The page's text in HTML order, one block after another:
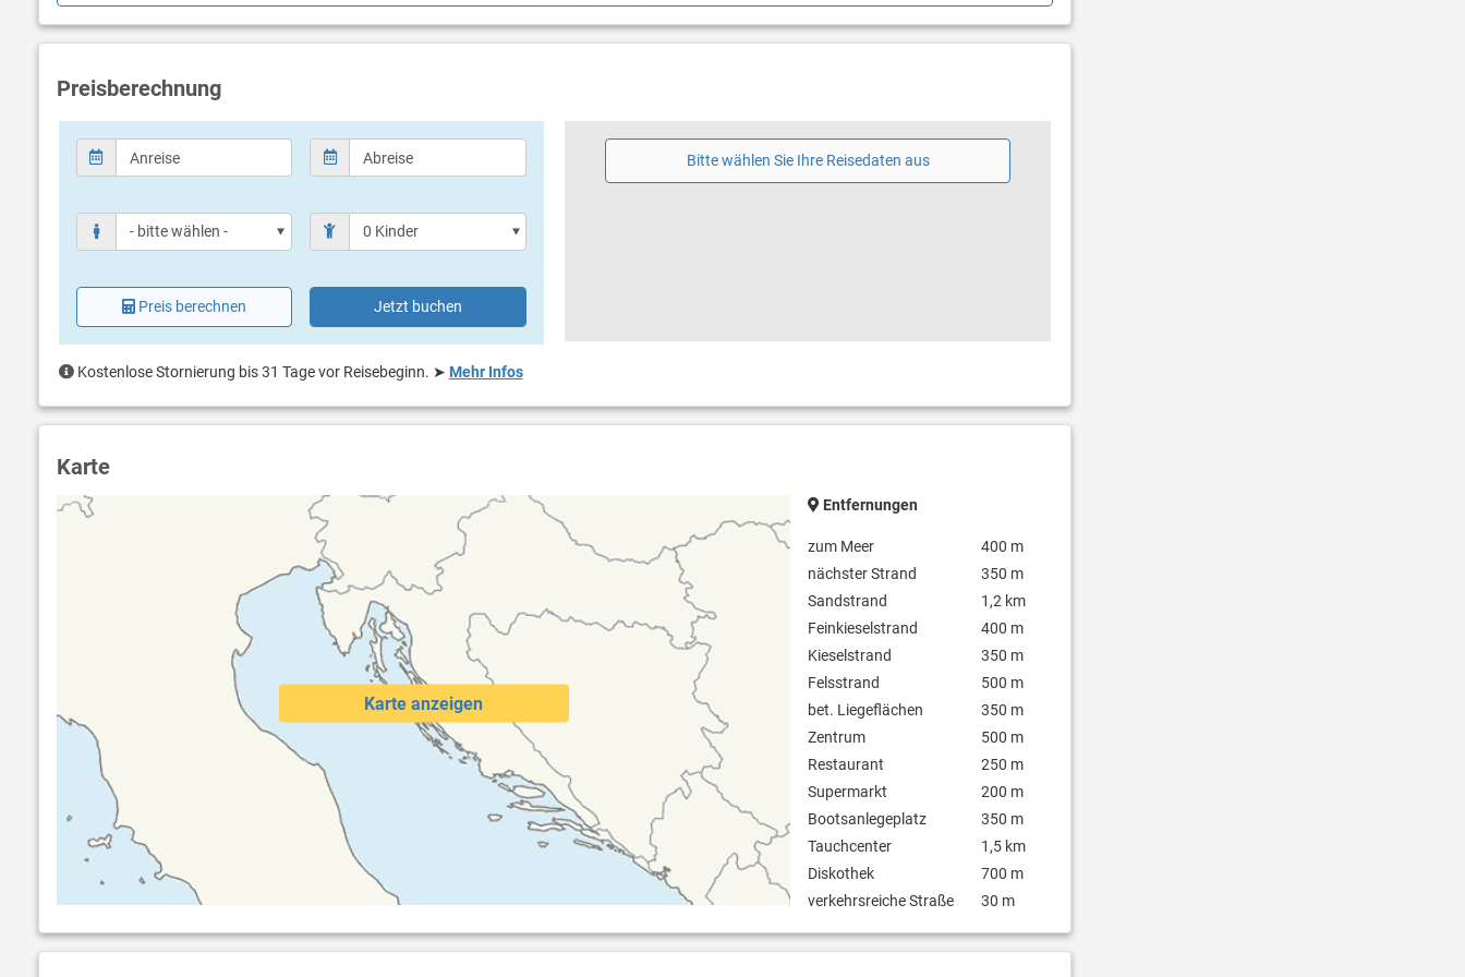
zur Verfügung stellen.
Preisberechnung
Preis berechnen Jetzt buchen
Kostenlose Stornierung bis 31 Tage vor Reisebeginn. ➤ Mehr Infos
Bitte wählen Sie Ihre Reisedaten aus
Karte
Karte anzeigen
Entfernungen
zum Meer
400 m
nächster Strand
350 m
Sandstrand
1,2 km
Feinkieselstrand
400 m
Kieselstrand
350 m
Felsstrand
500 m
bet. Liegeflächen
350 m
Zentrum
500 m
Restaurant
250 m
Supermarkt
200 m
Bootsanlegeplatz
350 m
Tauchcenter
1,5 km
Diskothek
700 m
verkehrsreiche Straße
30 m